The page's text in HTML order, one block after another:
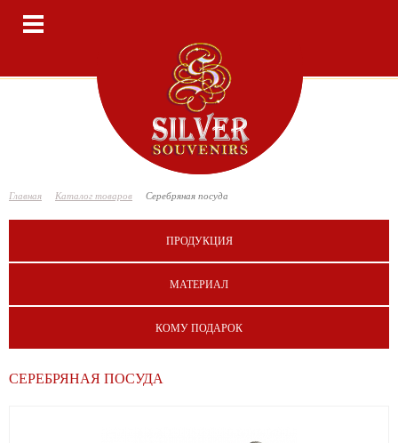
Toggle
Главная Каталог товаров Серебряная посуда
ПРОДУКЦИЯ
МАТЕРИАЛ
КОМУ ПОДАРОК
СЕРЕБРЯНАЯ ПОСУДА